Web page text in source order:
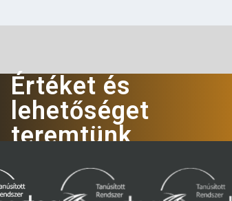
Értéket és
lehetőséget
teremtünk